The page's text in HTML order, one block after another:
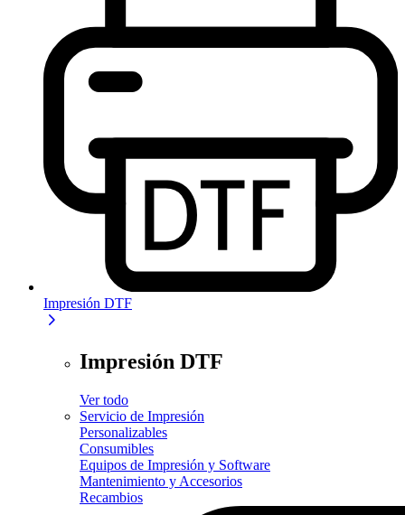
Impresión DTF
Impresión DTF
Ver todo
Servicio de Impresión
Personalizables
Consumibles
Equipos de Impresión y Software
Mantenimiento y Accesorios
Recambios